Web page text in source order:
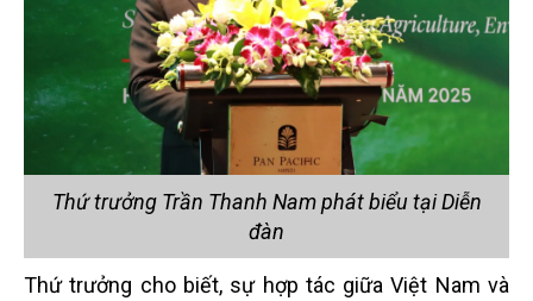
Thứ trưởng Trần Thanh Nam phát biểu tại Diễn
đàn
Thứ trưởng cho biết, sự hợp tác giữa Việt Nam và